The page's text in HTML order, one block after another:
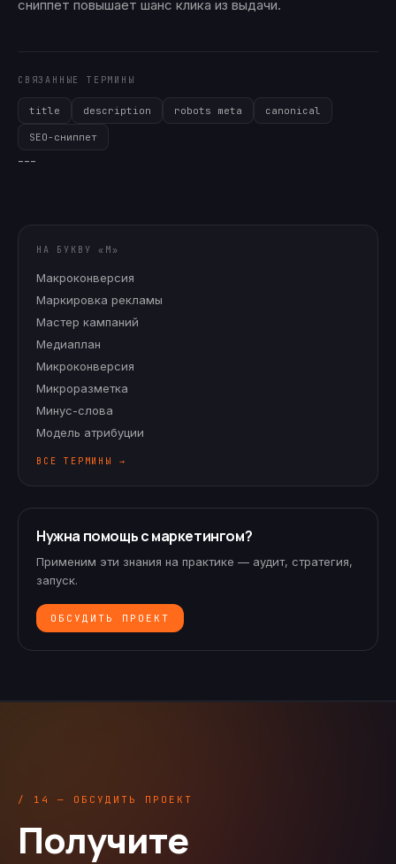
сниппет повышает шанс клика из выдачи.
СВЯЗАННЫЕ ТЕРМИНЫ
title description robots meta canonical
SEO-сниппет
---
НА БУКВУ « М»
Макроконверсия
Маркировка рекламы
Мастер кампаний
Медиаплан
Микроконверсия
Микроразметка
Минус-слова
Модель атрибуции
ВСЕ ТЕРМИНЫ →
Нужна помощь с маркетингом?
Применим эти знания на практике — аудит, стратегия,
запуск.
ОБСУДИТЬ ПРОЕКТ
/ 14 — ОБСУДИТЬ ПРОЕКТ
Получите